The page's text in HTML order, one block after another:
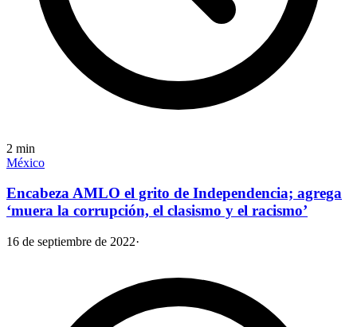
2 min
México
Encabeza AMLO el grito de Independencia; agrega
‘muera la corrupción, el clasismo y el racismo’
16 de septiembre de 2022·